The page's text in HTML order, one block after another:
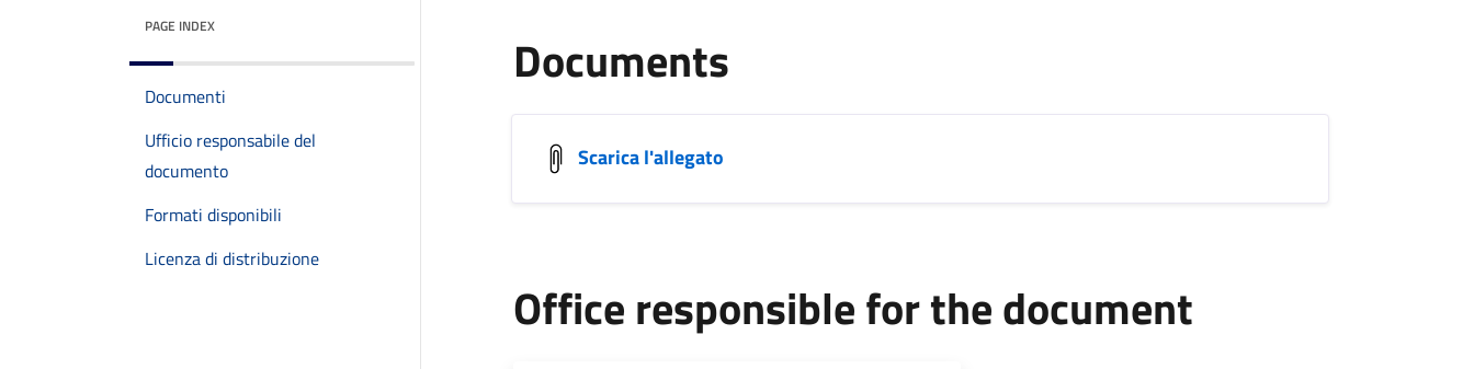
PAGE INDEX
Documenti
Ufficio responsabile del
documento
Formati disponibili
Licenza di distribuzione
Documents
Scarica l'allegato
Office responsible for the document